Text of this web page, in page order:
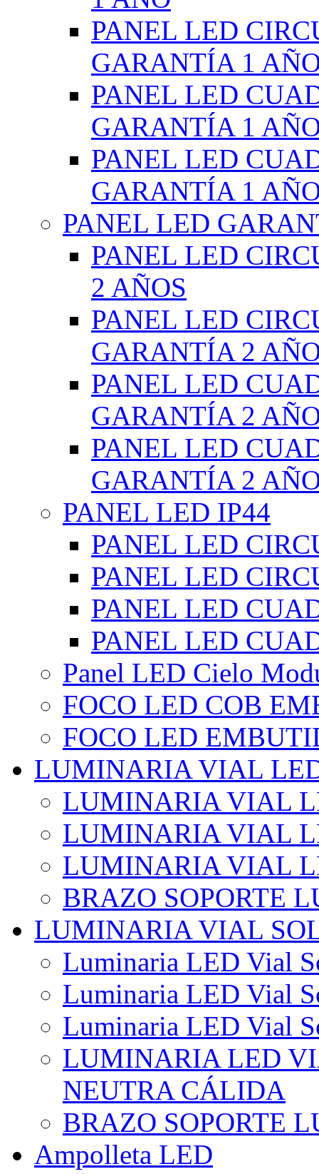
PANEL LED
GARANTÍA 1
PANEL LED
GARANTÍA 1
PANEL LED
GARANTÍA 1
PANEL LED
PANEL LED
2 AÑOS
PANEL LED
GARANTÍA 2
PANEL LED
GARANTÍA 2
PANEL LED
GARANTÍA 2
PANEL LED IP44
PANEL LED
PANEL LED
PANEL LED
PANEL LED
Panel LED Cielo
FOCO LED COB
FOCO LED
LUMINARIA VIAL
LUMINARIA VIAL
LUMINARIA VIAL
LUMINARIA VIAL
BRAZO SOPORTE
LUMINARIA VIAL
Luminaria LED Vial
Luminaria LED Vial
Luminaria LED Vial
LUMINARIA LED
NEUTRA CÁLIDA
BRAZO SOPORTE
Ampolleta LED